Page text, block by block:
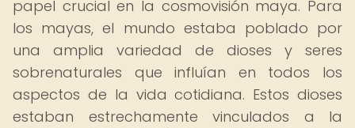
papel crucial en la cosmovisión maya. Para
los mayas, el mundo estaba poblado por
una amplia variedad de dioses y seres
sobrenaturales que influían en todos los
aspectos de la vida cotidiana. Estos dioses
estaban estrechamente vinculados a la